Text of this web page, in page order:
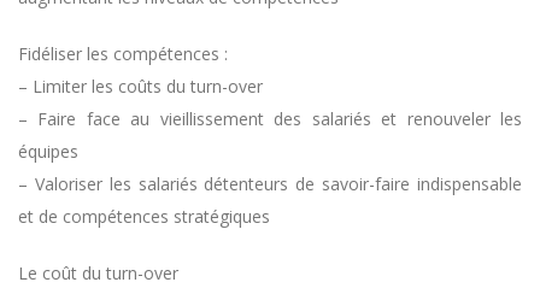
Fidéliser les compétences :
– Limiter les coûts du turn-over
– Faire face au vieillissement des salariés et renouveler les
équipes
– Valoriser les salariés détenteurs de savoir-faire indispensable
et de compétences stratégiques
Le coût du turn-over